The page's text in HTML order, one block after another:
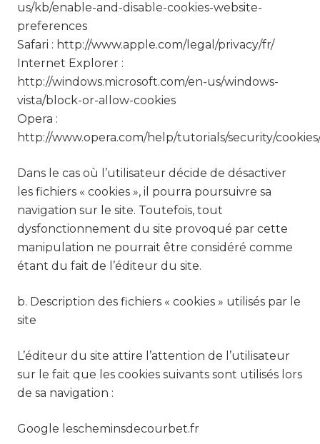
us/kb/enable-and-disable-cookies-website-
preferences
Safari : http://www.apple.com/legal/privacy/fr/
Internet Explorer :
http://windows.microsoft.com/en-us/windows-
vista/block-or-allow-cookies
Opera :
http://www.opera.com/help/tutorials/security/
Dans le cas où l’utilisateur décide de désactiver
les fichiers « cookies », il pourra poursuivre sa
navigation sur le site. Toutefois, tout
dysfonctionnement du site provoqué par cette
manipulation ne pourrait être considéré comme
étant du fait de l’éditeur du site.
b. Description des fichiers « cookies » utilisés par le
site
L’éditeur du site attire l’attention de l’utilisateur
sur le fait que les cookies suivants sont utilisés lors
de sa navigation :
Google lescheminsdecourbet.fr